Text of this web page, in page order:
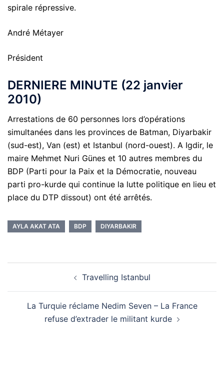
spirale répressive.
André Métayer
Président
DERNIERE MINUTE (22 janvier
2010)
Arrestations de 60 personnes lors d’opérations
simultanées dans les provinces de Batman, Diyarbakir
(sud-est), Van (est) et Istanbul (nord-ouest). A Igdir, le
maire Mehmet Nuri Günes et 10 autres membres du
BDP (Parti pour la Paix et la Démocratie, nouveau
parti pro-kurde qui continue la lutte politique en lieu et
place du DTP dissout) ont été arrêtés.
AYLA AKAT ATA BDP DIYARBAKIR
Travelling Istanbul
La Turquie réclame Nedim Seven – La France
refuse d’extrader le militant kurde